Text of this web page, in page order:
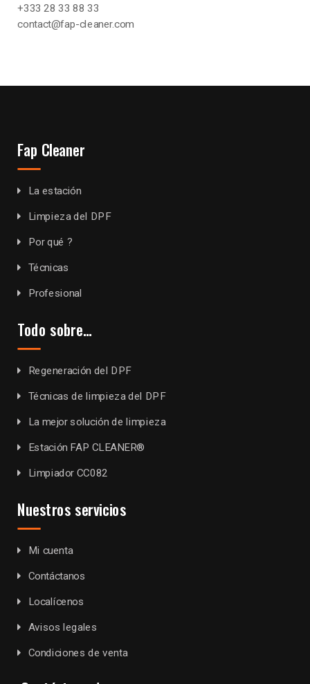
+333 28 33 88 33
contact@fap-cleaner.com
Fap Cleaner
La estación
Limpieza del DPF
Por qué ?
Técnicas
Profesional
Todo sobre…
Regeneración del DPF
Técnicas de limpieza del DPF
La mejor solución de limpieza
Estación FAP CLEANER®
Limpiador CC082
Nuestros servicios
Mi cuenta
Contáctanos
Localícenos
Avisos legales
Condiciones de venta